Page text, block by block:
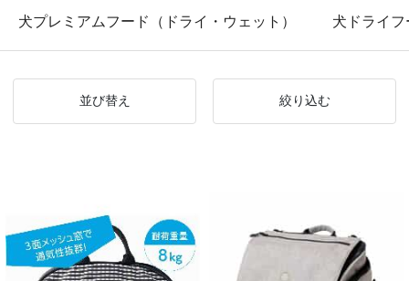
犬プレミアムフード（ドライ・ウェット） 犬ドライフ
並び替え 絞り込む